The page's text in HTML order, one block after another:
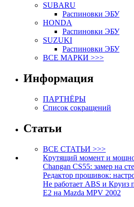
SUBARU
Распиновки ЭБУ
HONDA
Распиновки ЭБУ
SUZUKI
Распиновки ЭБУ
ВСЕ МАРКИ >>>
Информация
ПАРТНЁРЫ
Список сокращений
Статьи
ВСЕ СТАТЬИ >>>
Крутящий момент и
Changan CS55: замер на
Редактор прошивок:
Не работает ABS и Круиз
E2 на Mazda MPV 2002